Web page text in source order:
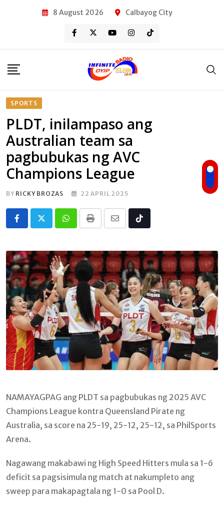
8 August 2026 Calbayog City
SPORTS
PLDT, inilampaso ang
Australian team sa
pagbubukas ng AVC
Champions League
BY RICKY BROZAS 22 APRIL 2025
Whatsapp
Print
Share
Email
Tiktok
NAMAYAGPAG ang PLDT sa pagbubukas ng 2025 AVC
Champions League kontra Queensland Pirate ng
Australia, sa score na 25-19, 25-12, 25-12, sa PhilSports
Arena.
Nagawang makabawi ng High Speed Hitters mula sa 1-6
deficit sa pagsisimula ng match at nakumpleto ang
sweep para makapagtala ng 1-0 sa Pool D.